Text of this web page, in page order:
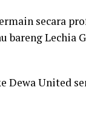
secara
bareng Lechia
Dewa United